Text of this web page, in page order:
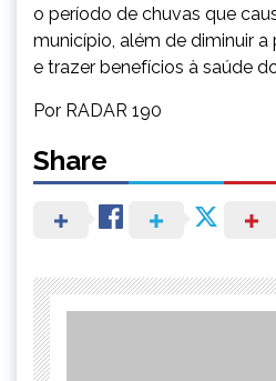
o período de chuvas que
município, além de diminuir a
e trazer benefícios à saúde
Por RADAR 190
Share